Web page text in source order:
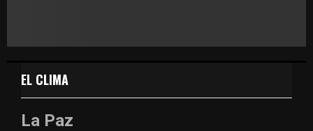
EL CLIMA
La Paz